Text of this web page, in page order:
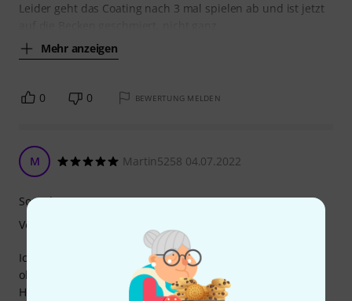
Leider geht das Coating nach 3 mal spielen ab und ist jetzt
Mehr anzeigen
0 0 BEWERTUNG MELDEN
M Martin5258 04.07.2022
Ich habe dieses Fell gewählt, weil ich herausfinden wollte,
ob sich der hohe Preisunterschied zu namhaften
Herstellern hörbar niederschlägt. Ich muss sagen, das der
Sound
Verarbeitung